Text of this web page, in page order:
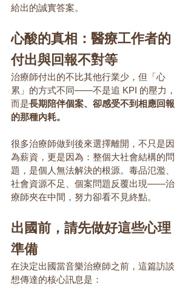
給出的誠實答案。
心酸的真相：醫療工作者的
付出與回報不對等
治療師付出的不比其他行業少，但「心
累」的方式不同——不是追 KPI 的壓力，
而是長期陪伴個案、卻感受不到相應回報
的那種內耗。
很多治療師做到後來選擇離開，不只是因
為薪資，更是因為：整個大社會結構的問
題，是個人無法解決的根源。毒品氾濫、
社會資源不足、個案問題反覆出現——治
療師夾在中間，努力卻看不見終點。
出國前，請先做好這些心理
準備
在決定出國當音樂治療師之前，這篇訪談
想傳達的核心訊息是：